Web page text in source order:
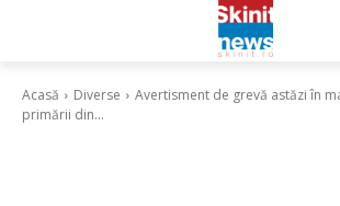
Acasă Diverse
Avertisment de grevă astăzi în
primării din...